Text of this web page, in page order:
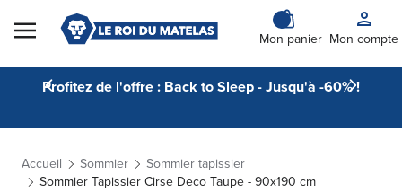
Skip to Content
Mon panier Mon compte
Profitez de l'offre : Back to Sleep - Jusqu'à -60% !
Accueil Sommier
Sommier tapissier
Sommier Tapissier Cirse Deco Taupe - 90x190 cm